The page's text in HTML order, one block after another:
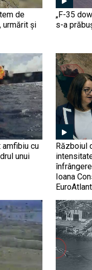
de
urmărit și
„F-35
s-a
amfibiu cu
unui
Războiul
Ioana